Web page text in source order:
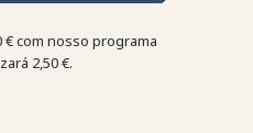
€com nosso programa
2,50 €.